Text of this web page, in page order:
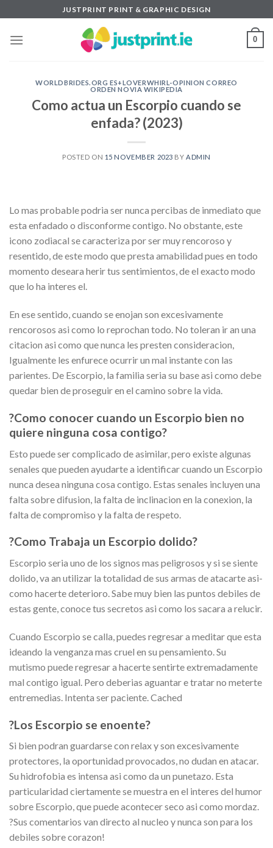
to
content
JUSTPRINT PRINT & GRAPHIC DESIGN
0
WORLDBRIDES.ORG ES+LOVERWHIRL-OPINION CORREO
ORDEN NOVIA WIKIPEDIA
Como actua un Escorpio cuando se
enfada? (2023)
POSTED ON 15 NOVEMBER 2023 BY ADMIN
Lo mas probable podri­a ser nunca percibas de inmediato que
esta enfadado o disconforme contigo. No obstante, este
icono zodiacal se caracteriza por ser muy rencoroso y
resentido, de este modo que presta amabilidad pues en todo
momento deseara herir tus sentimientos, de el exacto modo
que lo ha interes el.
En ese sentido, cuando se enojan son excesivamente
rencorosos asi­ como lo reprochan todo. No toleran ir an una
citacion asi­ como que nunca les presten consideracion,
Igualmente les enfurece ocurrir un mal instante con las
parientes. De Escorpio, la familia seri­a su base asi­ como debe
quedar bien de proseguir en el camino sobre la vida.
?Como conocer cuando un Escorpio bien no
quiere ninguna cosa contigo?
Esto puede ser complicado de asimilar, pero existe algunas
senales que pueden ayudarte a identificar cuando un Escorpio
nunca desea ninguna cosa contigo. Estas senales incluyen una
falta sobre difusion, la falta de inclinacion en la conexion, la
falta de compromiso y la falta de respeto.
?Como Trabaja un Escorpio dolido?
Escorpio seri­a uno de los signos mas peligrosos y si se siente
dolido, va an utilizar la totalidad de sus armas de atacarte asi­
como hacerte deterioro.Sabe muy bien las puntos debiles de
estas gente, conoce tus secretos asi­ como los sacara a relucir.
Cuando Escorpio se calla, puedes regresar a meditar que esta
ideando la venganza mas cruel en su pensamiento. Su
mutismo puede regresar a hacerte sentirte extremadamente
mal contigo igual. Pero deberias aguantar e tratar no meterte
entremedias. Intenta ser paciente. Cached
?Los Escorpio se enoente?
Si bien podran guardarse con relax y son excesivamente
protectores, la oportunidad provocados, no dudan en atacar.
Su hidrofobia es intensa asi­ como da un punetazo. Esta
particularidad ciertamente se muestra en el interes del humor
sobre Escorpio, que puede acontecer seco asi­ como mordaz.
?Sus comentarios van directo al nucleo y nunca son para los
debiles sobre corazon!